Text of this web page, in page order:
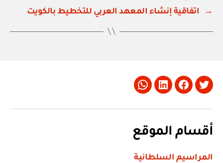
→
اتفاقية إنشاء المعهد العربي للتخطيط بالكويت
Twitter
Facebook
LinkedIn
Whatsapp
أقسام الموقع
المراسيم السلطانية